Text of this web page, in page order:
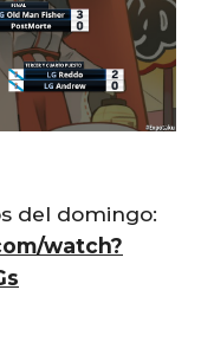
del domingo:
watch?